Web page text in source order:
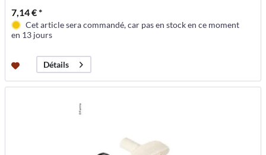
7,14 € *
Cet article sera commandé, car pas en stock en ce moment
en 13 jours
Détails